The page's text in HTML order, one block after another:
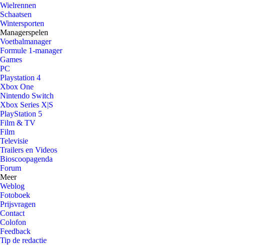
Wielrennen
Schaatsen
Wintersporten
Managerspelen
Voetbalmanager
Formule 1-manager
Games
PC
Playstation 4
Xbox One
Nintendo Switch
Xbox Series X|S
PlayStation 5
Film & TV
Film
Televisie
Trailers en Videos
Bioscoopagenda
Forum
Meer
Weblog
Fotoboek
Prijsvragen
Contact
Colofon
Feedback
Tip de redactie